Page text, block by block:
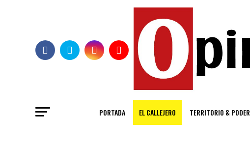
PORTADA EL CALLEJERO TERRITORIO & PODER